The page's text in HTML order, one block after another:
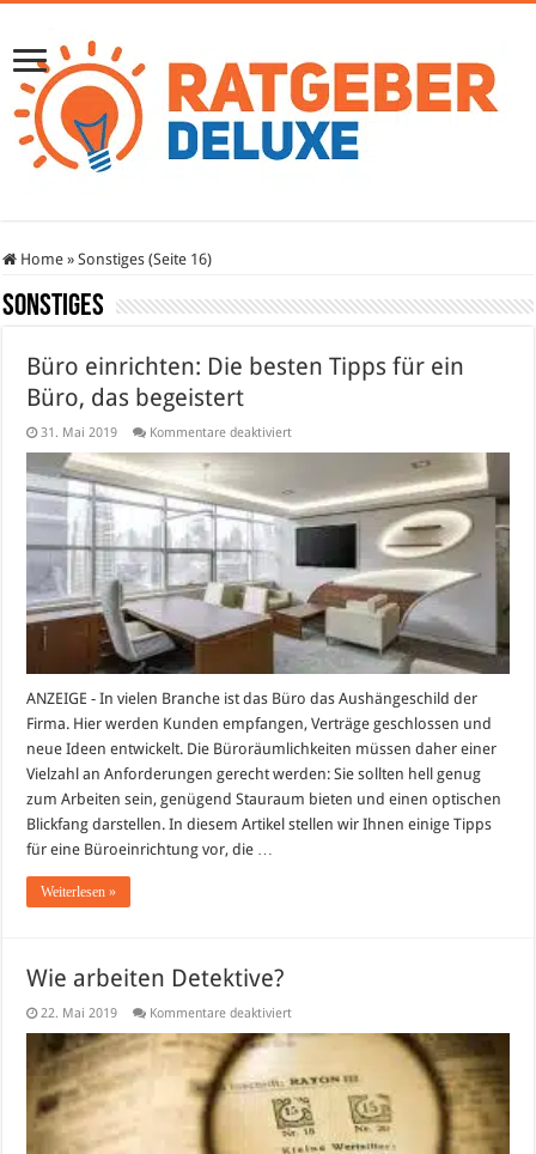
Home » Sonstiges (Seite 16)
Sonstiges
Büro einrichten: Die besten Tipps für ein
Büro, das begeistert
31. Mai 2019 Kommentare deaktiviertfür
besten
Tipps
für
das
begeistert
ANZEIGE - In vielen Branche ist das Büro das Aushängeschild der
Firma. Hier werden Kunden empfangen, Verträge geschlossen und
neue Ideen entwickelt. Die Büroräumlichkeiten müssen daher einer
Vielzahl an Anforderungen gerecht werden: Sie sollten hell genug
zum Arbeiten sein, genügend Stauraum bieten und einen optischen
Blickfang darstellen. In diesem Artikel stellen wir Ihnen einige Tipps
für eine Büroeinrichtung vor, die …
Weiterlesen »
Wie arbeiten Detektive?
22. Mai 2019 Kommentare deaktiviertfür
arbeiten